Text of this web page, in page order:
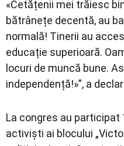
«Cetățenii mei trăiesc
bătrânețe decentă, au
normală! Tinerii au
educație superioară.
locuri de muncă bune.
independență!»”, a
La congres au participat
activiști ai blocului